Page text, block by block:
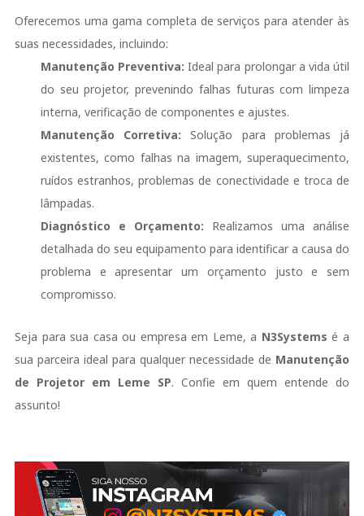
Oferecemos uma gama completa de serviços para atender às
suas necessidades, incluindo:
Manutenção Preventiva: Ideal para prolongar a vida útil
do seu projetor, prevenindo falhas futuras com limpeza
interna, verificação de componentes e ajustes.
Manutenção Corretiva: Solução para problemas já
existentes, como falhas na imagem, superaquecimento,
ruídos estranhos, problemas de conectividade e troca de
lâmpadas.
Diagnóstico e Orçamento: Realizamos uma análise
detalhada do seu equipamento para identificar a causa do
problema e apresentar um orçamento justo e sem
compromisso.
Seja para sua casa ou empresa em Leme, a N3Systems é a
sua parceira ideal para qualquer necessidade de Manutenção
de Projetor em Leme SP. Confie em quem entende do
assunto!